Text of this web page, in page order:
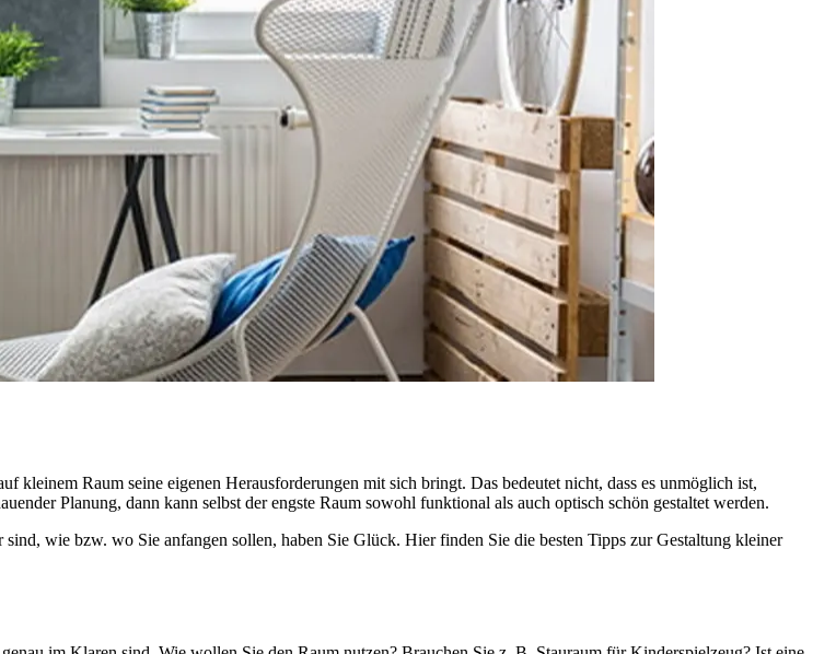
kleinem Raum seine eigenen Herausforderungen mit sich bringt. Das bedeutet nicht, dass es unmöglich ist,
Planung, dann kann selbst der engste Raum sowohl funktional als auch optisch schön gestaltet werden.
wie bzw. wo Sie anfangen sollen, haben Sie Glück. Hier finden Sie die besten Tipps zur Gestaltung kleiner